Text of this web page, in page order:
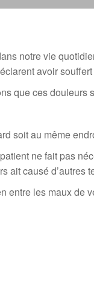
notre vie
avoir
que ces
soit au même
ne fait pas
ait causé d’autres
entre les maux de